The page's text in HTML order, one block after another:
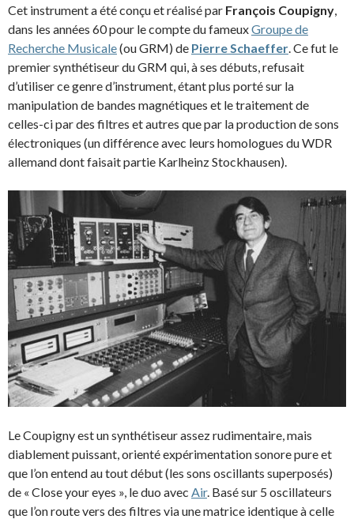
Cet instrument a été conçu et réalisé par François Coupigny,
dans les années 60 pour le compte du fameuxGroupe de
Recherche Musicale(ou GRM) de Pierre Schaeffer. Ce fut le
premier synthétiseur du GRM qui, à ses débuts, refusait
d’utiliser ce genre d’instrument, étant plus porté sur la
manipulation de bandes magnétiques et le traitement de
celles-ci par des filtres et autres que par la production de sons
électroniques (un différence avec leurs homologues du WDR
allemand dont faisait partie Karlheinz Stockhausen).
Le Coupigny est un synthétiseur assez rudimentaire, mais
diablement puissant, orienté expérimentation sonore pure et
que l’on entend au tout début (les sons oscillants superposés)
de « Close your eyes », le duo avec Air. Basé sur 5 oscillateurs
que l’on route vers des filtres via une matrice identique à celle